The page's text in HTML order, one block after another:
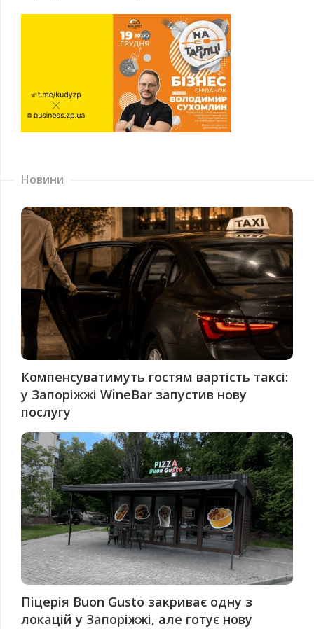
Новини
Компенсуватимуть гостям вартість таксі:
у Запоріжжі WineBar запустив нову
послугу
Піцерія Buon Gusto закриває одну з
локацій у Запоріжжі, але готує нову